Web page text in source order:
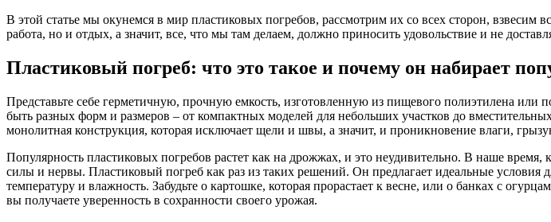
В этой статье мы окунемся в мир пластиковых погребов, рассмотрим их со всех сторон, взвесим
работа, но и отдых, а значит, все, что мы там делаем, должно приносить удовольствие и не
Пластиковый погреб: что это такое и почему он набирает
Представьте себе герметичную, прочную емкость, изготовленную из пищевого полиэтилена
быть разных форм и размеров – от компактных моделей для небольших участков до
монолитная конструкция, которая исключает щели и швы, а значит, и проникновение влаги,
Популярность пластиковых погребов растет как на дрожжах, и это неудивительно. В наше
силы и нервы. Пластиковый погреб как раз из таких решений. Он предлагает идеальные
температуру и влажность. Забудьте о картошке, которая прорастает к весне, или о банках с
вы получаете уверенность в сохранности своего урожая.